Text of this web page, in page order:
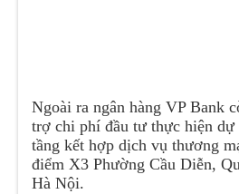
Ngoài ra ngân hàng VP Bank
trợ chi phí đầu tư thực hiện dự
tầng kết hợp dịch vụ thương
điểm X3 Phường Cầu Diễn,
Hà Nội.